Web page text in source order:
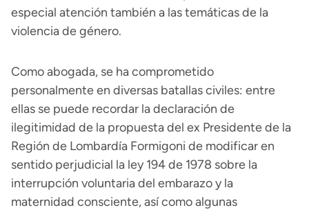
especial atención también a las temáticas de la
violencia de género.
Como abogada, se ha comprometido
personalmente en diversas batallas civiles: entre
ellas se puede recordar la declaración de
ilegitimidad de la propuesta del ex Presidente de la
Región de Lombardía Formigoni de modificar en
sentido perjudicial la ley 194 de 1978 sobre la
interrupción voluntaria del embarazo y la
maternidad consciente, así como algunas